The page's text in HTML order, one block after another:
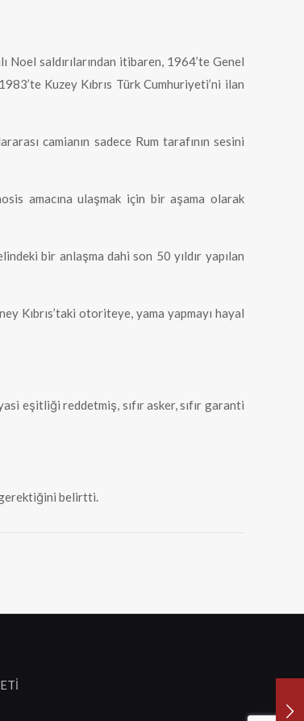
Noel saldırılarından itibaren, 1964’te Genel
Kuzey Kıbrıs Türk Cumhuriyeti’ni ilan
camianın sadece Rum tarafının sesini
amacına ulaşmak için bir aşama olarak
bir anlaşma dahi son 50 yıldır yapılan
Kıbrıs’taki otoriteye, yama yapmayı hayal
eşitliği reddetmiş, sıfır asker, sıfır garanti
gerektiğini belirtti.